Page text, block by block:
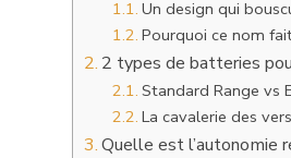
Un design qui
Pourquoi ce nom
2 types de batteries
Standard Range vs
La cavalerie des
Quelle est l’autonomie